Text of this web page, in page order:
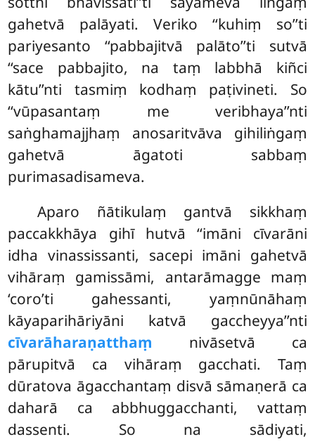
gahetvā palāyati. Veriko ‘‘kuhiṃ so’’ti
pariyesanto ‘‘pabbajitvā palāto’’ti sutvā
‘‘sace pabbajito, na taṃ labbhā kiñci
kātu’’nti tasmiṃ kodhaṃ paṭivineti. So
‘‘vūpasantaṃ me veribhaya’’nti
saṅghamajjhaṃ anosaritvāva gihiliṅgaṃ
gahetvā āgatoti sabbaṃ
purimasadisameva.
Aparo ñātikulaṃ gantvā sikkhaṃ
paccakkhāya gihī hutvā ‘‘imāni cīvarāni
idha vinassissanti, sacepi imāni gahetvā
vihāraṃ gamissāmi, antarāmagge maṃ
‘coro’ti gahessanti, yaṃnūnāhaṃ
kāyaparihāriyāni katvā gaccheyya’’nti
cīvarāharaṇatthaṃ nivāsetvā ca
pārupitvā ca vihāraṃ gacchati. Taṃ
dūratova āgacchantaṃ disvā sāmaṇerā ca
daharā ca abbhuggacchanti, vattaṃ
dassenti. So na sādiyati,